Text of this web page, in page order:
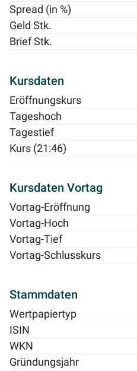
Spread (in %)
Geld Stk.
Brief Stk.
Kursdaten
Eröffnungskurs
Tageshoch
Tagestief
Kurs (21:46)
Kursdaten Vortag
Vortag-Eröffnung
Vortag-Hoch
Vortag-Tief
Vortag-Schlusskurs
Stammdaten
Wertpapiertyp
ISIN
WKN
Gründungsjahr